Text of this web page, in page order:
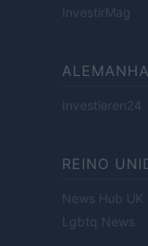
InvestirMag
ALEMANHA
Investieren24
REINO
News Hub UK
Lgbtq News